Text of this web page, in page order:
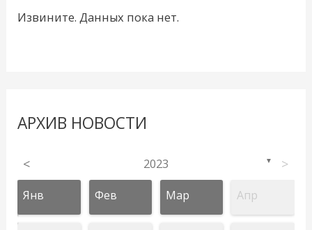
Извините. Данных пока нет.
АРХИВ НОВОСТИ
< 2023 ▼ >
Янв Фев Мар Апр